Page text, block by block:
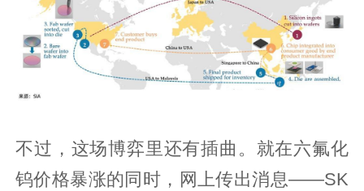
不过，这场博弈里还有插曲。就在六氟化
钨价格暴涨的同时，网上传出消息——SK